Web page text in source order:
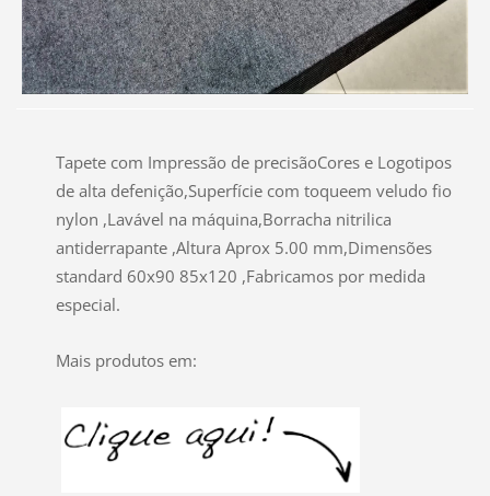
Tapete com Impressão de precisãoCores e Logotipos
de alta defenição,Superfície com toqueem veludo fio
nylon ,Lavável na máquina,Borracha nitrilica
antiderrapante ,Altura Aprox 5.00 mm,Dimensões
standard 60x90 85x120 ,Fabricamos por medida
especial.
Mais produtos em: